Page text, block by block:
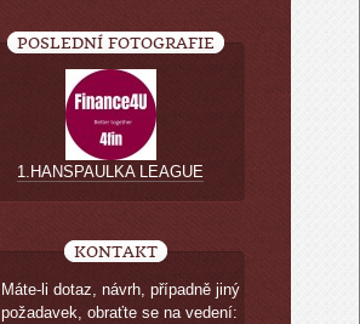
POSLEDNÍ FOTOGRAFIE
1.HANSPAULKA LEAGUE
KONTAKT
Máte-li dotaz, návrh, případně jiný
požadavek, obraťte se na vedení: